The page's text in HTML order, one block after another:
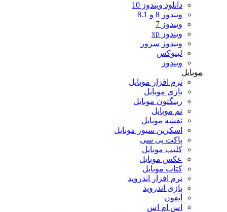
دانلود ویندوز 10
ویندوز 8 و 8.1
ویندوز 7
ویندوز xp
ویندوز سرور
لینوکس
ویندوز
موبایل
نرم افزار موبایل
بازی موبایل
رینگتون موبایل
تم موبایل
نقشه موبایل
اسکرین سیور موبایل
پاکت پی سی
کلیپ موبایل
عکس موبایل
کتاب موبایل
نرم افزار اندروید
بازی اندروید
آیفون
اس ام اس